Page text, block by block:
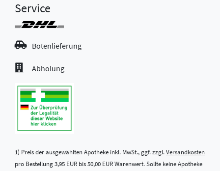
Service
Botenlieferung
Abholung
1) Preis der ausgewählten Apotheke inkl. MwSt., ggf. zzgl.Versandkosten
pro Bestellung 3,95 EUR bis 50,00 EUR Warenwert. Sollte keine Apotheke